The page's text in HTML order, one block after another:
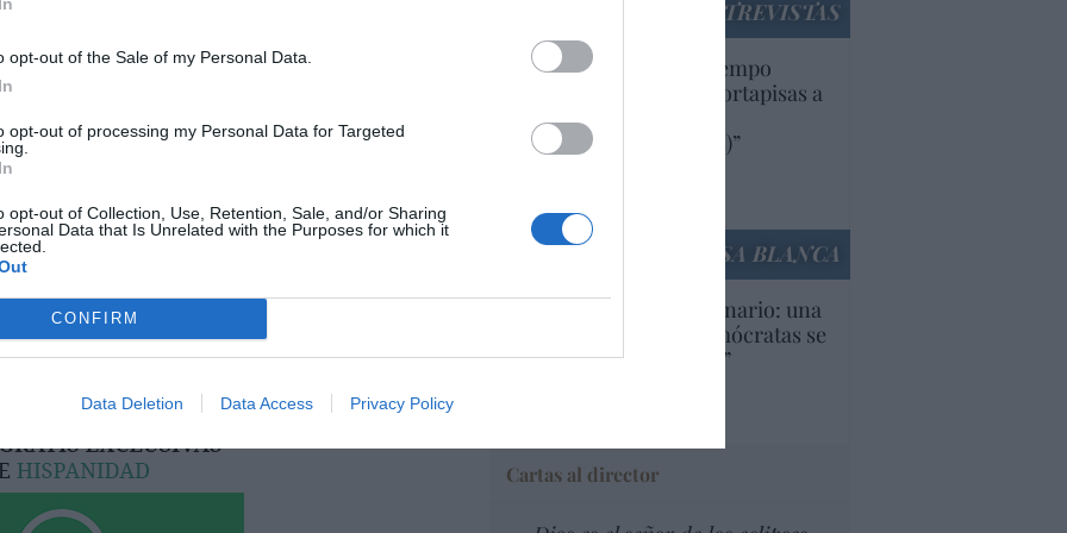
opt-out of the Sale of my Personal Data.
opt-out of processing my Personal Data for Targeted
opt-out of Collection, Use, Retention, Sale, and/or Sharing
Data that Is Unrelated with the Purposes for which it
CONFIRM
Data Deletion Data Access Privacy Policy
este artículo?
newsletter y recibe cada dia
destacado de Hispanidad
legales
ENTREVISTAS
“Europa lleva mucho tiempo
poniendo aranceles y cortapisas a
productos y compañías
americanas (y europeas)”
LA CASA BLANCA
EEUU. Inquietante escenario: una
tercera parte de los demócratas se
define como “socialista”
Cartas al director